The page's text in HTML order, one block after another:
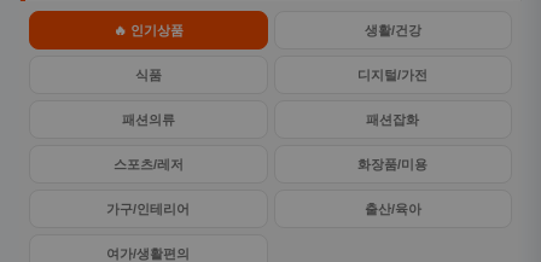
🔥 인기상품 생활/건강
식품 디지털/가전
패션의류 패션잡화
스포츠/레저 화장품/미용
가구/인테리어 출산/육아
여가/생활편의